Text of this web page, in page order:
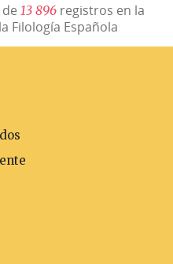
13 896registros en la
Filología Española